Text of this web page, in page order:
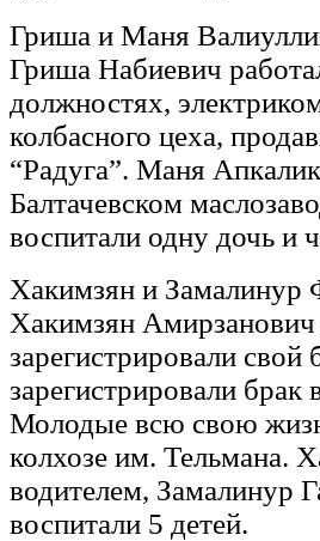
Гриша и Маня
Гриша Набиевич
должностях,
колбасного цеха,
“Радуга”. Маня
Балтачевском
воспитали одну дочь и
Хакимзян и Замалинур
Хакимзян
зарегистрировали свой
зарегистрировали
Молодые всю свою
колхозе им. Тельмана.
водителем, Замалинур
воспитали 5 детей.